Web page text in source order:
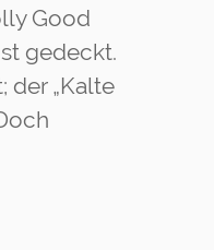
Good
gedeckt.
der „Kalte